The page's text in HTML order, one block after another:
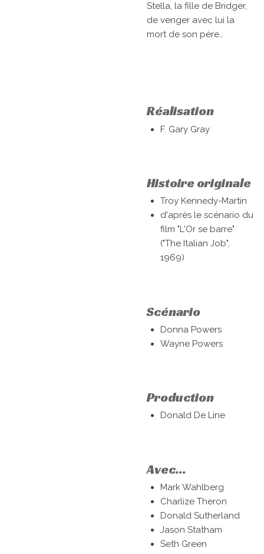
Stella, la fille de Bridger,
de venger avec lui la
mort de son père…
Réalisation
F. Gary Gray
Histoire originale
Troy Kennedy-Martin
d'après le scénario du
film "L'Or se barre"
("The Italian Job",
1969)
Scénario
Donna Powers
Wayne Powers
Production
Donald De Line
Avec...
Mark Wahlberg
Charlize Theron
Donald Sutherland
Jason Statham
Seth Green